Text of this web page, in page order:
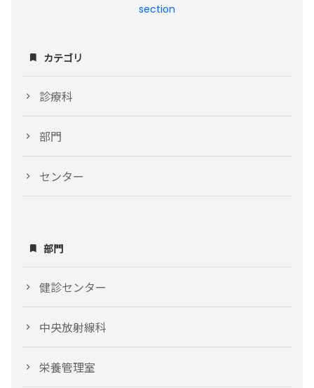
section
カテゴリ
診療科
部門
センター
部門
健診センター
中央放射線科
栄養管理室